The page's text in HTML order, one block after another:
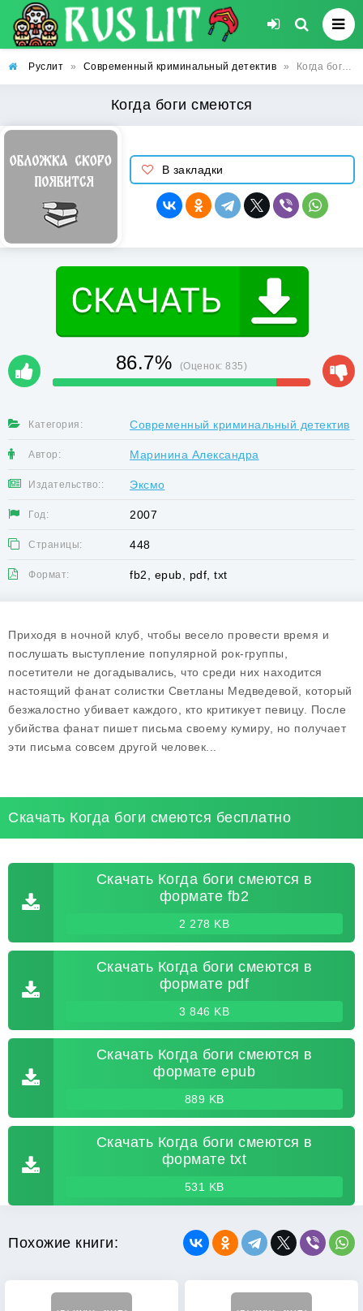
Руслит » Современный криминальный детектив » Когда боги смеются
Когда боги смеются
В закладки
86.7% (Оценок:835)
Категория: Современный криминальный детектив
Автор: Маринина Александра
Издательство:: Эксмо
Год: 2007
Страницы: 448
Формат: fb2, epub, pdf, txt
Приходя в ночной клуб, чтобы весело провести время и
послушать выступление популярной рок-группы,
посетители не догадывались, что среди них находится
настоящий фанат солистки Светланы Медведевой, который
безжалостно убивает каждого, кто критикует певицу. После
убийства фанат пишет письма своему кумиру, но получает
эти письма совсем другой человек...
Скачать Когда боги смеются бесплатно
Скачать Когда боги смеются в
формате fb2
2 278 KB
Скачать Когда боги смеются в
формате pdf
3 846 KB
Скачать Когда боги смеются в
формате epub
889 KB
Скачать Когда боги смеются в
формате txt
531 KB
Похожие книги: